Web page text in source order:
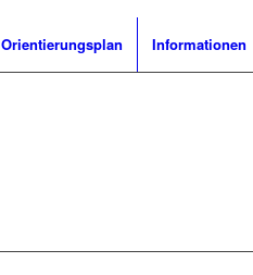
Orientierungsplan Informationen